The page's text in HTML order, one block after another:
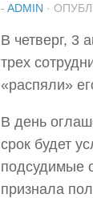
- ADMIN ·
В четверг, 3
трех
«распяли»
В день
срок будет
подсудимые
признала